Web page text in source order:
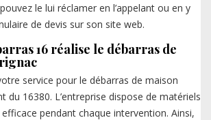
le lui réclamer en l’appelant ou en y
de devis sur son site web.
16 réalise le débarras de
service pour le débarras de maison
du 16380. L’entreprise dispose de matériels
pendant chaque intervention. Ainsi,